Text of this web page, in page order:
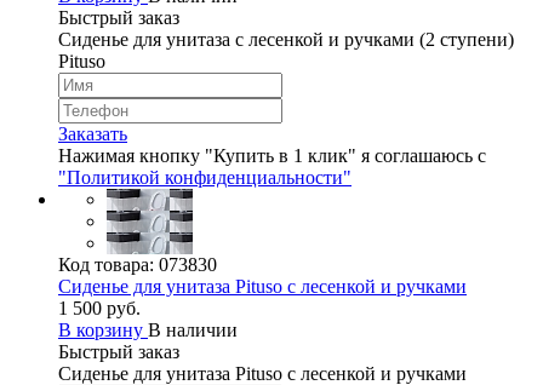
Быстрый заказ
Сиденье для унитаза с лесенкой и ручками (2 ступени)
Pituso
Заказать
Нажимая кнопку "Купить в 1 клик" я соглашаюсь с
"Политикой конфиденциальности"
Код товара: 073830
Сиденье для унитаза Pituso с лесенкой и ручками
1 500 руб.
В корзину В наличии
Быстрый заказ
Сиденье для унитаза Pituso с лесенкой и ручками